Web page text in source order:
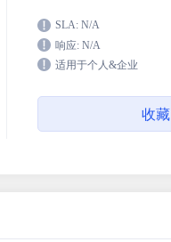
SLA: N/A
响应: N/A
适用于个人&企业
收藏